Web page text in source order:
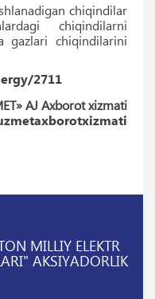
chiqindilar
chiqindilarni
gazlari chiqindilarini
2711
AJ Axborot xizmati
MILLIY ELEKTR
AKSIYADORLIK